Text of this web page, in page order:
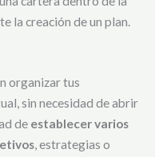
la creación de un plan.
organizar tus
sin necesidad de abrir
de establecer varios
, estrategias o